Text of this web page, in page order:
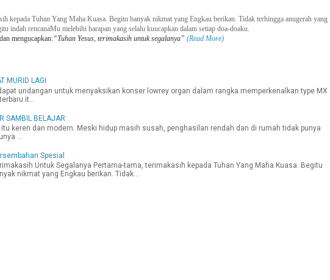
kepada Tuhan Yang Maha Kuasa. Begitu banyak nikmat yang Engkau berikan. Tidak terhingga anugerah yang
indah rencanaMu melebihi harapan yang selalu kuucapkan dalam setiap doa-doaku.
mengucapkan:“Tuhan Yesus, terimakasih untuk segalanya” (Read More)
MURID LAGI
undangan untuk menyaksikan konser lowrey organ dalam rangka memperkenalkan type MX
it...
SAMBIL BELAJAR
dan modern. Meski hidup masih susah, penghasilan rendah dan di rumah tidak punya
...
Spesial
Untuk Segalanya Pertama-tama, terimakasih kepada Tuhan Yang Maha Kuasa. Begitu
nikmat yang Engkau berikan. Tidak...